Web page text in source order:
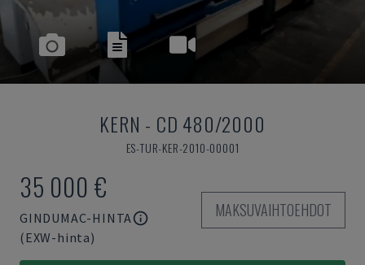
KERN - CD 480/2000
ES-TUR-KER-2010-00001
35 000 €
GINDUMAC-HINTA
(EXW-hinta)
MAKSUVAIHTOEHDOT